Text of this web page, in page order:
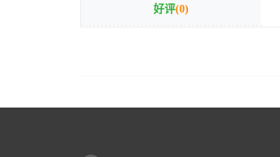
好评(0)